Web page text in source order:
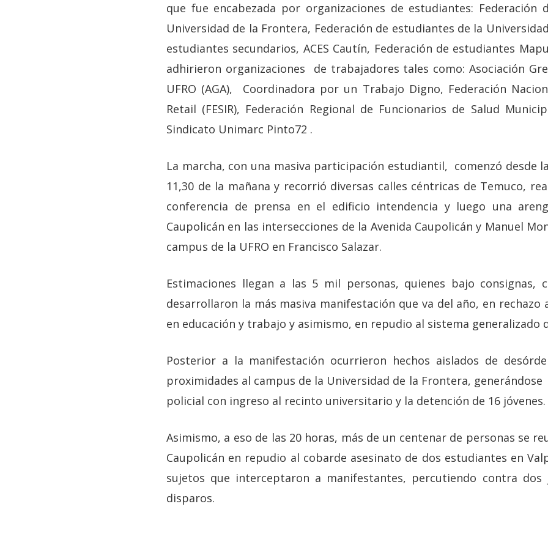
que fue encabezada por organizaciones de estudiantes: Federación
Universidad de la Frontera, Federación de estudiantes de la
estudiantes secundarios, ACES Cautín, Federación de estudiantes
adhirieron organizaciones de trabajadores tales como: Asociación
UFRO (AGA), Coordinadora por un Trabajo Digno, Federación
Retail (FESIR), Federación Regional de Funcionarios de Salud
Sindicato Unimarc Pinto72 .
La marcha, con una masiva participación estudiantil, comenzó desde
11,30 de la mañana y recorrió diversas calles céntricas de Temuco,
conferencia de prensa en el edificio intendencia y luego una
Caupolicán en las intersecciones de la Avenida Caupolicán y Manuel
campus de la UFRO en Francisco Salazar.
Estimaciones llegan a las 5 mil personas, quienes bajo consignas,
desarrollaron la más masiva manifestación que va del año, en rechazo
en educación y trabajo y asimismo, en repudio al sistema generalizado
Posterior a la manifestación ocurrieron hechos aislados de
proximidades al campus de la Universidad de la Frontera,
policial con ingreso al recinto universitario y la detención de 16 jóvenes.
Asimismo, a eso de las 20 horas, más de un centenar de personas se
Caupolicán en repudio al cobarde asesinato de dos estudiantes en
sujetos que interceptaron a manifestantes, percutiendo contra dos
disparos.